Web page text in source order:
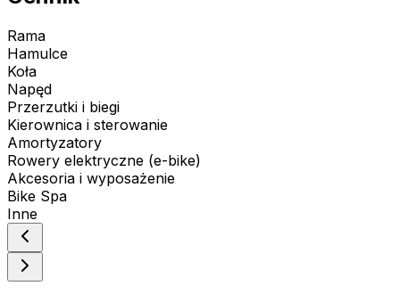
Rama
Hamulce
Koła
Napęd
Przerzutki i biegi
Kierownica i sterowanie
Amortyzatory
Rowery elektryczne (e-bike)
Akcesoria i wyposażenie
Bike Spa
Inne